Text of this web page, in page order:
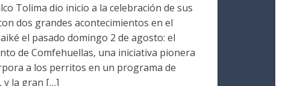
Tolima dio inicio a la celebración de sus
dos grandes acontecimientos en el
el pasado domingo 2 de agosto: el
de Comfehuellas, una iniciativa pionera
a los perritos en un programa de
y la gran […]